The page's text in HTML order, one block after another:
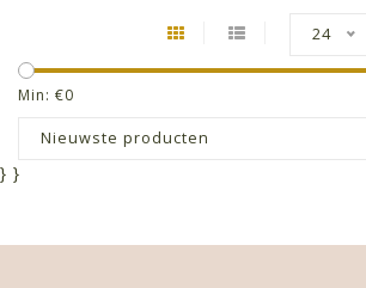
24
Min: €0
Nieuwste producten
} }